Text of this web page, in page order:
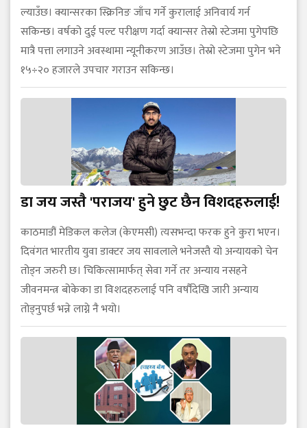
ल्याउँछ। क्यान्सरका स्क्रिनिङ जाँच गर्ने कुरालाई अनिवार्य गर्न
सकिन्छ। वर्षको दुई पल्ट परीक्षण गर्दा क्यान्सर तेस्रो स्टेजमा पुगेपछि
मात्रै पत्ता लगाउने अवस्थामा न्यूनीकरण आउँछ। तेस्रो स्टेजमा पुगेन भने
१५÷२० हजारले उपचार गराउन सकिन्छ।
डा जय जस्तै 'पराजय' हुने छुट छैन विशदहरुलाई!
काठमाडौं मेडिकल कलेज (केएमसी) त्यसभन्दा फरक हुने कुरा भएन।
दिवंगत भारतीय युवा डाक्टर जय सावलाले भनेजस्तै यो अन्यायको चेन
तोड्न जरुरी छ। चिकित्सामार्फत् सेवा गर्ने तर अन्याय नसहने
जीवनमन्त्र बोकेका डा विशदहरुलाई पनि वर्षौंदेखि जारी अन्याय
तोड्नुपर्छ भन्ने लाग्ने नै भयो।